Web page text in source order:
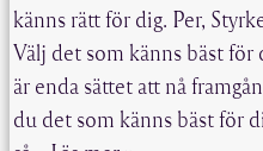
känns rätt för dig. Per,
Välj det som känns bäst för
är enda sättet att nå
du det som känns bäst för